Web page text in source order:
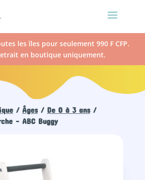
les îles pour seulement 990 F CFP.
en boutique uniquement.
/ Âges/ De 0 à 3 ans/
– ABC Buggy